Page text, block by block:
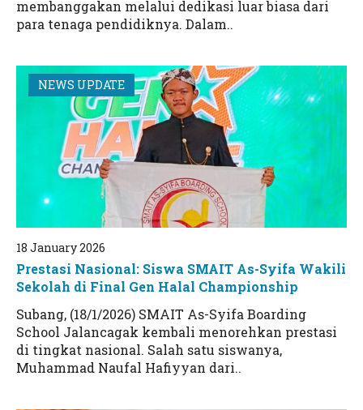
membanggakan melalui dedikasi luar biasa dari
para tenaga pendidiknya. Dalam..
NEWS UPDATE
18 January 2026
Prestasi Nasional: Siswa SMAIT As-Syifa Wakili
Sekolah di Final Gen Halal Championship
Subang, (18/1/2026) SMAIT As-Syifa Boarding
School Jalancagak kembali menorehkan prestasi
di tingkat nasional. Salah satu siswanya,
Muhammad Naufal Hafiyyan dari..